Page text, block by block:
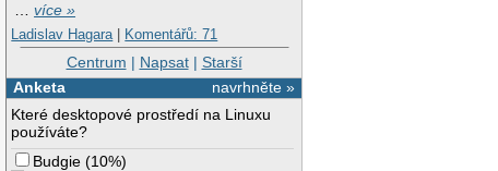
…více »
Ladislav Hagara | Komentářů: 71
Centrum | Napsat| Starší
navrhněte »
Anketa
Které desktopové prostředí na Linuxu
používáte?
Budgie (10%)